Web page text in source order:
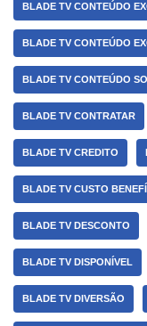
BLADE TV CONTEÚDO
BLADE TV CONTEÚDO
BLADE TV CONTEÚDO
BLADE TV CONTRATAR
BLADE TV CREDITO
BLADE TV CUSTO
BLADE TV DESCONTO
BLADE TV DISPONÍVEL
BLADE TV DIVERSÃO